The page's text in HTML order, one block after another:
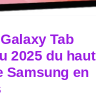
Tab
2025 du haut
Samsung en